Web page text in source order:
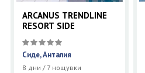
ARCANUS TRENDLINE
RESORT SIDE
Сиде, Анталия
8 дни / 7 нощувки